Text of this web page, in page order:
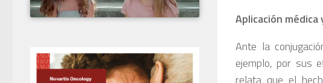
Aplicación
Ante la
ejemplo, por sus
relata que el